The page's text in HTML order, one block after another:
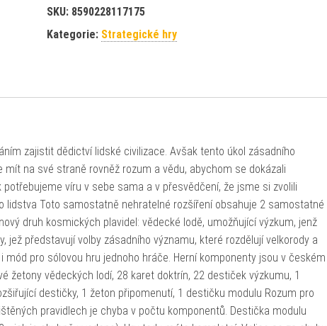
SKU: 8590228117175
Kategorie: Strategické hry
zajistit dědictví lidské civilizace. Avšak tento úkol zásadního
na své straně rovněž rozum a vědu, abychom se dokázali
víru v sebe sama a v přesvědčení, že jsme si zvolili
Toto samostatně nehratelné rozšíření obsahuje 2 samostatné
druh kosmických plavidel: vědecké lodě, umožňující výzkum, jenž
jež představují volby zásadního významu, které rozdělují velkorody a
pro sólovou hru jednoho hráče. Herní komponenty jsou v českém
žetony vědeckých lodí, 28 karet doktrín, 22 destiček výzkumu, 1
destičky, 1 žeton připomenutí, 1 destičku modulu Rozum pro
pravidlech je chyba v počtu komponentů. Destička modulu